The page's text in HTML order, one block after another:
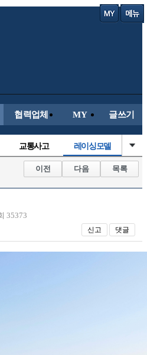
협력업체 MY 글쓰기
교통사고 레이싱모델
내차사진 직찍/특종
자유사진 군사/무기
이전 다음 목록
35373
신고 댓글